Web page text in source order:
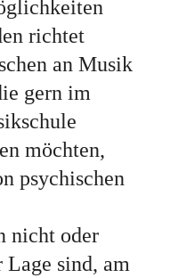
richtet
an Musik
gern im
möchten,
psychischen
nicht oder
sind, am